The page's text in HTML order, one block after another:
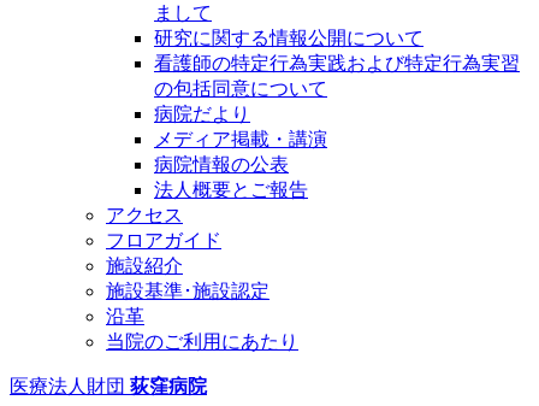
まして
研究に関する情報公開について
看護師の特定行為実践および特定行為実習
の包括同意について
病院だより
メディア掲載・講演
病院情報の公表
法人概要とご報告
アクセス
フロアガイド
施設紹介
施設基準･施設認定
沿革
当院のご利用にあたり
医療法人財団 荻窪病院